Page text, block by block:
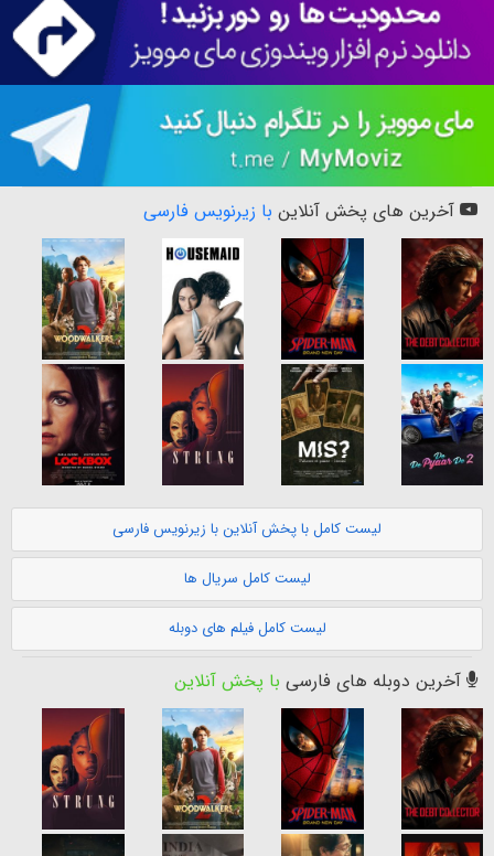
آخرین های پخش آنلاین با زیرنویس فارسی
لیست کامل با پخش آنلاین با زیرنویس فارسی
لیست کامل سریال ها
لیست کامل فیلم های دوبله
آخرین دوبله های فارسی با پخش آنلاین